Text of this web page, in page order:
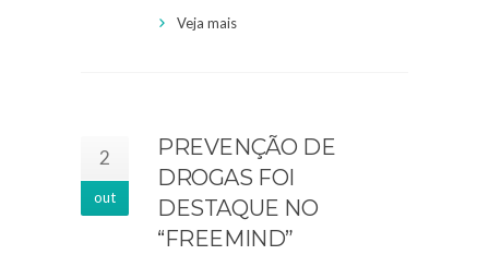
Veja mais
2
out
PREVENÇÃO DE
DROGAS FOI
DESTAQUE NO
“FREEMIND”